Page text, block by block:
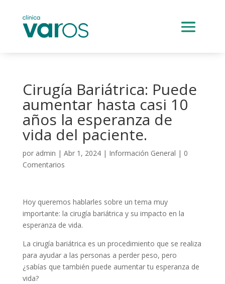
Cirugía Bariátrica: Puede
aumentar hasta casi 10
años la esperanza de
vida del paciente.
por admin | Abr 1, 2024| Información General | 0
Comentarios
Hoy queremos hablarles sobre un tema muy
importante: la cirugía bariátrica y su impacto en la
esperanza de vida.
La cirugía bariátrica es un procedimiento que se realiza
para ayudar a las personas a perder peso, pero
¿sabías que también puede aumentar tu esperanza de
vida?